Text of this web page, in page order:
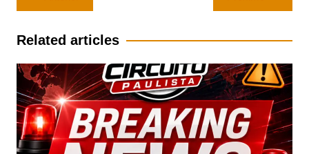
de
Post
Related articles